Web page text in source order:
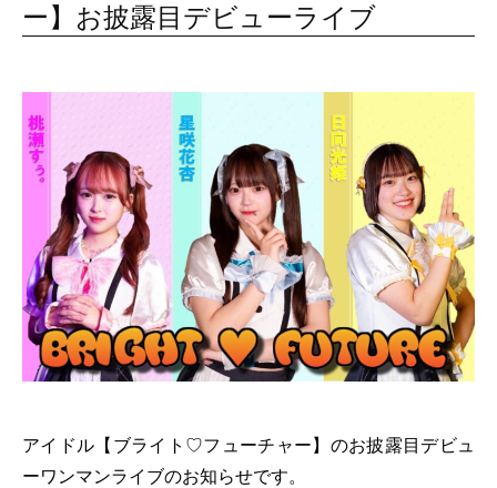
ー】お披露目デビューライブ
アイドル【ブライト♡フューチャー】のお披露目デビュ
ーワンマンライブのお知らせです。